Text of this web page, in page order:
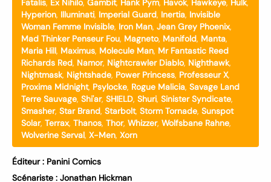
Fatalis, Ex Nihilo, Gambit, Hank Pym, Havok, Hawkeye, Hulk,
Hyperion, Illuminati, Imperial Guard, Inertia, Invisible
Woman Femme Invisible, Iron Man, Jean Grey Phoenix,
Mad Thinker Penseur Fou, Magneto, Manifold, Manta,
Maria Hill, Maximus, Molecule Man, Mr Fantastic Reed
Richards Red, Namor, Nightcrawler Diablo, Nighthawk,
Nightmask, Nightshade, Power Princess, Professeur X,
Proxima Midnight, Psylocke, Rogue Malicia, Savage Land
Terre Sauvage, Shi'ar, SHIELD, Shuri, Sinister Syndicate,
Smasher, Star Brand, Starbolt, Storm Tornade, Sunspot
Solar, Terrax, Thanos, Thor, Whizzer, Wolfsbane Rahne,
Wolverine Serval, X-Men, Xorn
Éditeur : Panini Comics
Scénariste : Jonathan Hickman